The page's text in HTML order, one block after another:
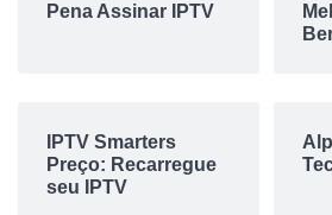
Pena Assinar IPTV
IPTV Smarters
Preço: Recarregue
seu IPTV